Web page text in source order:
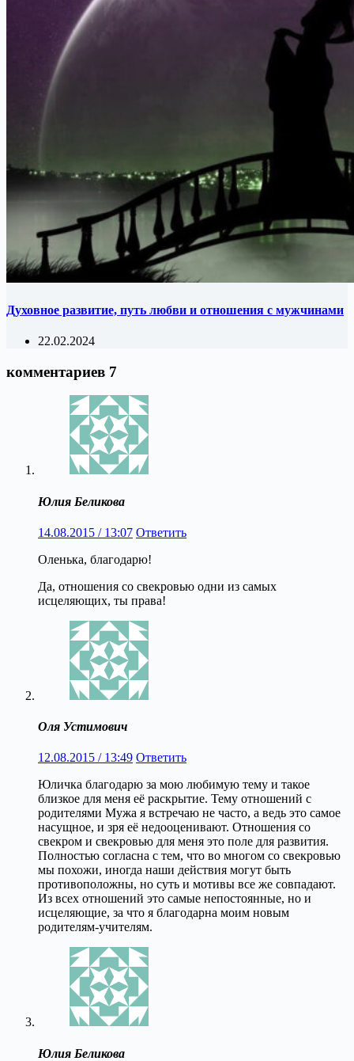
Духовное развитие, путь любви и отношения с мужчинами
22.02.2024
комментариев 7
Юлия Беликова
14.08.2015 / 13:07 Ответить
Оленька, благодарю!
Да, отношения со свекровью одни из самых
исцеляющих, ты права!
Оля Устимович
12.08.2015 / 13:49 Ответить
Юличка благодарю за мою любимую тему и такое
близкое для меня её раскрытие. Тему отношений с
родителями Мужа я встречаю не часто, а ведь это самое
насущное, и зря её недооценивают. Отношения со
свекром и свекровью для меня это поле для развития.
Полностью согласна с тем, что во многом со свекровью
мы похожи, иногда наши действия могут быть
противоположны, но суть и мотивы все же совпадают.
Из всех отношений это самые непостоянные, но и
исцеляющие, за что я благодарна моим новым
родителям-учителям.
Юлия Беликова